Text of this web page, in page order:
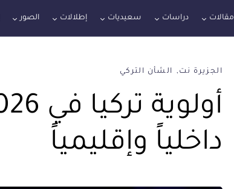
مقالات دراسات سعيديات إطلالات الصور
الجزيرة نت الشأن التركي
داخلياً وإقليمياً